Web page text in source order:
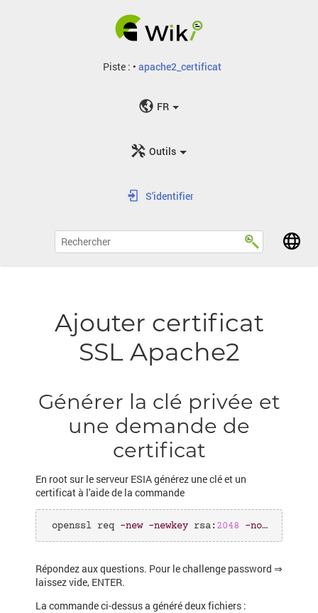
Piste : • apache2_certificat
FR
Outils
S'identifier
Ajouter certificat
SSL Apache2
Générer la clé privée et
une demande de
certificat
En root sur le serveur ESIA générez une clé et un
certificat à l'aide de la commande
openssl req -new -newkey rsa: 2048 -nodes
Répondez aux questions. Pour le challenge password ⇒
laissez vide, ENTER.
La commande ci-dessus a généré deux fichiers :